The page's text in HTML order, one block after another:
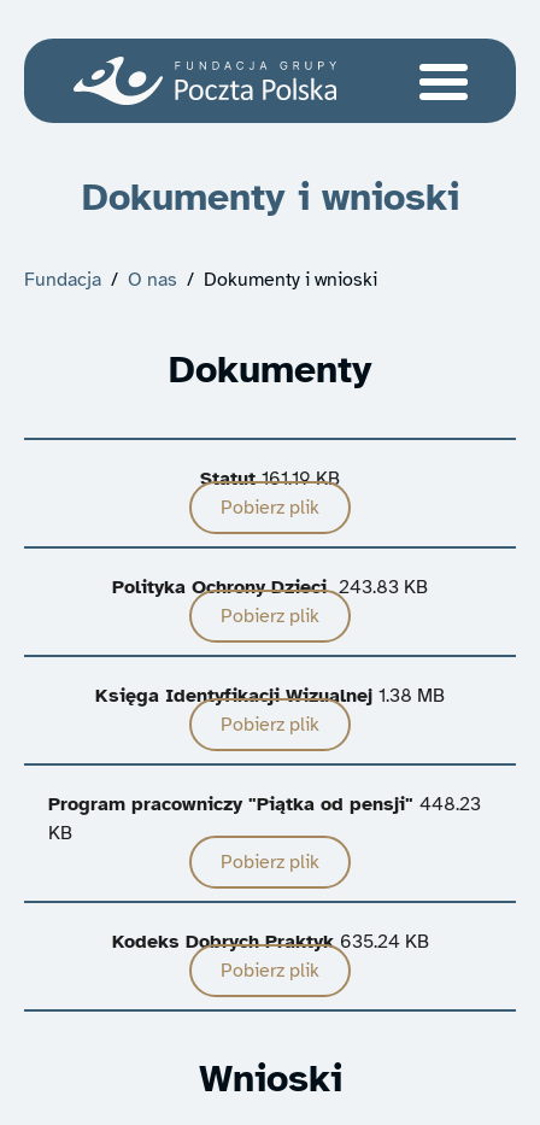
Dokumenty i wnioski
Fundacja / O nas / Dokumenty i wnioski
Dokumenty
Statut161.19 KB
Pobierz plik
Polityka Ochrony Dzieci243.83 KB
Pobierz plik
Księga Identyfikacji Wizualnej 1.38 MB
Pobierz plik
Program pracowniczy "Piątka od pensji" 448.23
KB
Pobierz plik
Kodeks Dobrych Praktyk635.24 KB
Pobierz plik
Wnioski